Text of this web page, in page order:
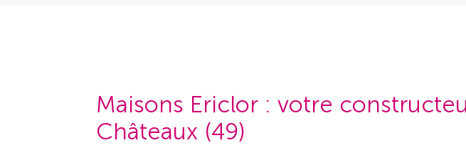
Maisons Ericlor : votre
Châteaux (49)